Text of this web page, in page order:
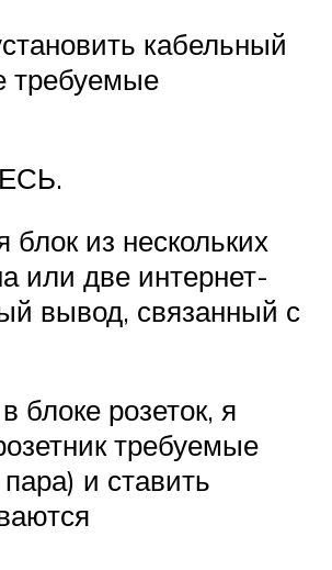
кабельный
требуемые
блок из нескольких
или две интернет-
вывод, связанный с
блоке розеток, я
требуемые
и ставить